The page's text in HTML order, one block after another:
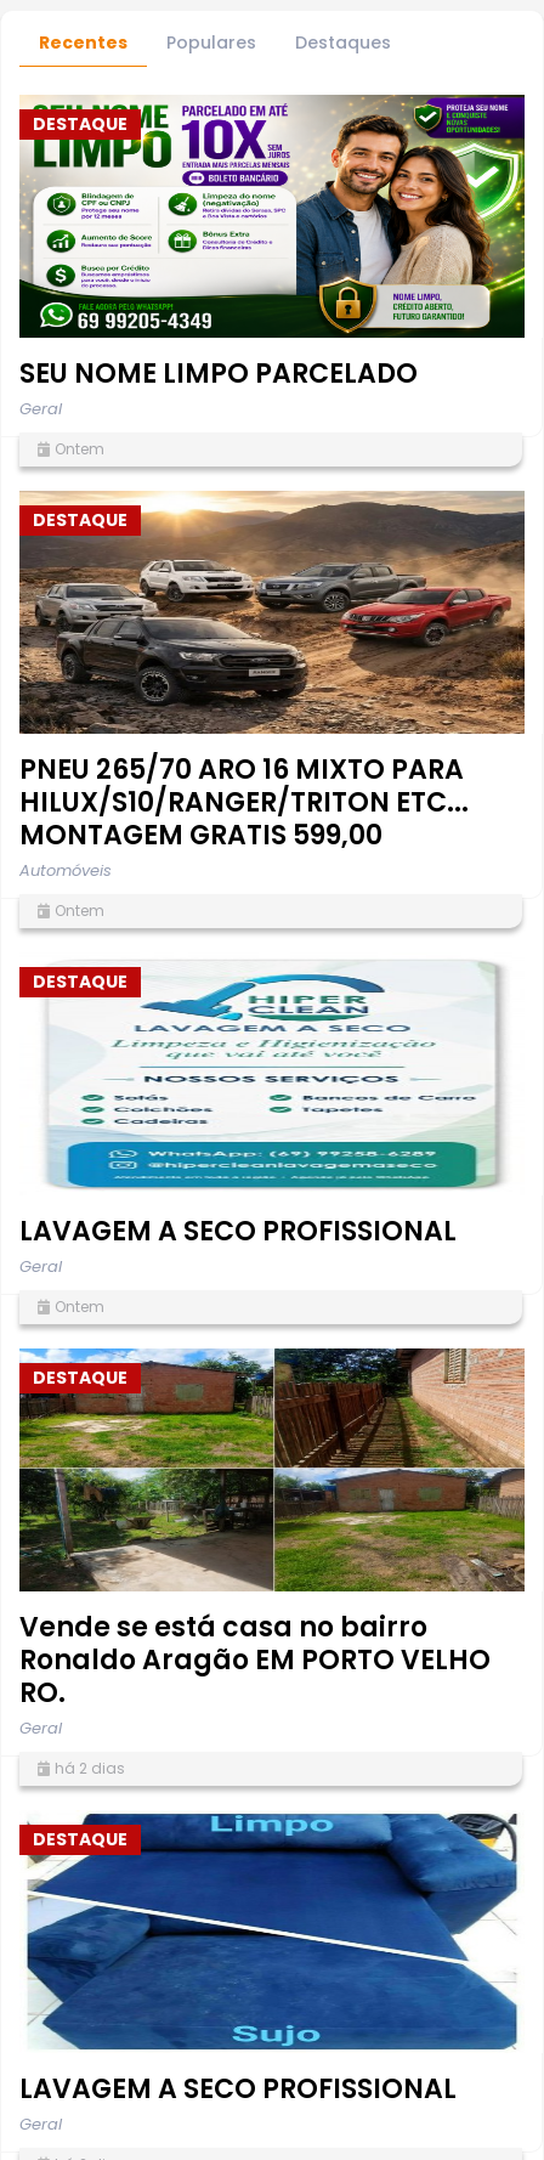
Recentes Populares Destaques
DESTAQUE
SEU NOME LIMPO PARCELADO
Geral
Ontem
DESTAQUE
PNEU 265/70 ARO 16 MIXTO PARA
HILUX/S10/RANGER/TRITON ETC...
MONTAGEM GRATIS 599,00
Automóveis
Ontem
DESTAQUE
LAVAGEM A SECO PROFISSIONAL
Geral
Ontem
DESTAQUE
Vende se está casa no bairro
Ronaldo Aragão EM PORTO VELHO
RO.
Geral
há 2 dias
DESTAQUE
LAVAGEM A SECO PROFISSIONAL
Geral